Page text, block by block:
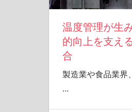
温度管理が生
的向上を支え
合
製造業や食品業界
…